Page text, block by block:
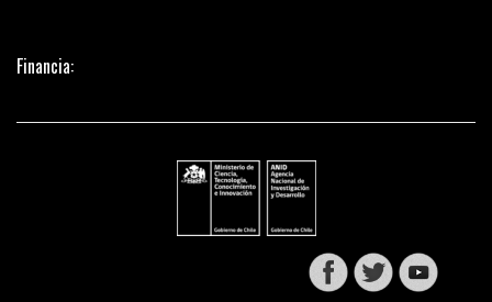
Financia: